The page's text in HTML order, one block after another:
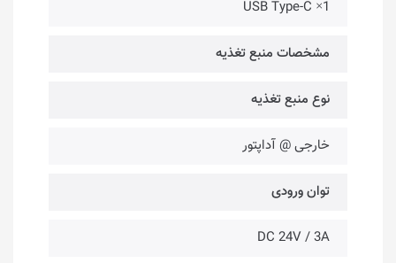
1× USB Type-C
مشخصات منبع تغذیه
نوع منبع تغذیه
خارجی @ آداپتور
توان ورودی
DC 24V / 3A